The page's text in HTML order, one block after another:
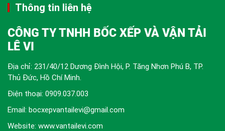
Thông tin liên hệ
CÔNG TY TNHH BỐC XẾP VÀ VẬN TẢI
LÊ VI
Địa chỉ: 231/40/12 Dương Đình Hội, P. Tăng Nhơn Phú B, TP.
Thủ Đức, Hồ Chí Minh.
Điện thoại: 0909.037.003
Email: bocxepvantailevi@gmail.com
Website: www.vantailevi.com